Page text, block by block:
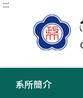
跳
:::
系所簡介